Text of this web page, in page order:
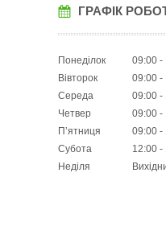
ГРАФІК
Понеділок 09:00
Вівторок
09:00
Середа
09:00
Четвер
09:00
Пʼятниця
09:00
Субота
12:00
Неділя